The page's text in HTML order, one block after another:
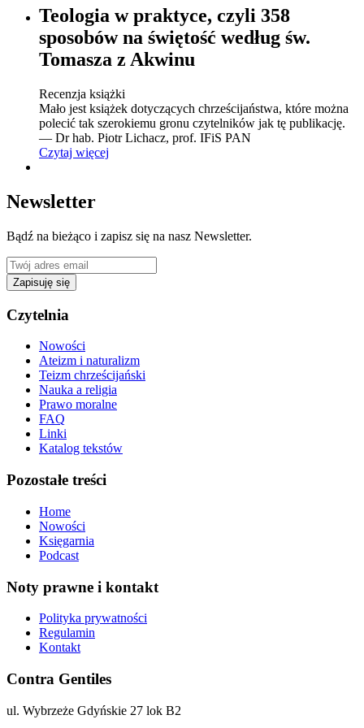
Teologia w praktyce, czyli 358
sposobów na świętość według św.
Tomasza z Akwinu
Recenzja książki
Mało jest książek dotyczących chrześcijaństwa, które można
polecić tak szerokiemu gronu czytelników jak tę publikację.
— Dr hab. Piotr Lichacz, prof. IFiS PAN
Czytaj więcej
Newsletter
Bądź na bieżąco i zapisz się na nasz Newsletter.
Zapisuję się
Czytelnia
Nowości
Ateizm i naturalizm
Teizm chrześcijański
Nauka a religia
Prawo moralne
FAQ
Linki
Katalog tekstów
Pozostałe treści
Home
Nowości
Księgarnia
Podcast
Noty prawne i kontakt
Polityka prywatności
Regulamin
Kontakt
Contra Gentiles
ul. Wybrzeże Gdyńskie 27 lok B2